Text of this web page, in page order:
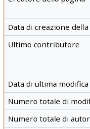
Data di creazione
Ultimo contributore
Data di ultima modifica
Numero totale di
Numero totale di